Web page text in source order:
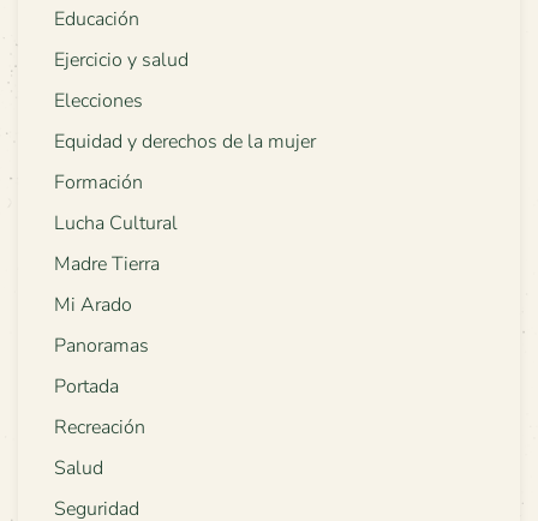
Educación
Ejercicio y salud
Elecciones
Equidad y derechos de la mujer
Formación
Lucha Cultural
Madre Tierra
Mi Arado
Panoramas
Portada
Recreación
Salud
Seguridad